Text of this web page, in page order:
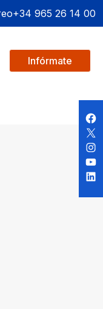
+34 965 26 14 00
Infórmate